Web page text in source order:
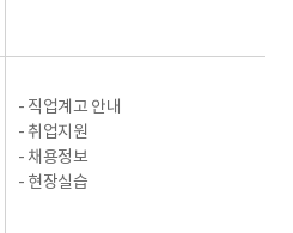
- 직업계고 안내
- 취업지원
- 채용정보
- 현장실습